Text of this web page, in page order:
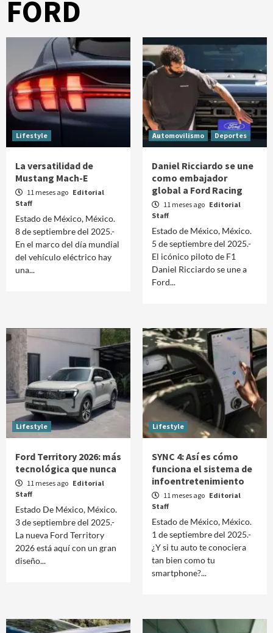
FORD
Lifestyle
La versatilidad de
Mustang Mach-E
11 meses ago Editorial
Staff
Estado de México, México.
8 de septiembre del 2025.-
En el marco del día mundial
del vehículo eléctrico hay
una...
Automovilismo Deportes
Daniel Ricciardo se une
como embajador
global a Ford Racing
11 meses ago Editorial
Staff
Estado de México, México.
5 de septiembre del 2025.-
El icónico piloto de F1
Daniel Ricciardo se une a
Ford...
Lifestyle
Ford Territory 2026: más
tecnológica que nunca
11 meses ago Editorial
Staff
Estado De México, México.
3 de septiembre del 2025.-
La nueva Ford Territory
2026 está aquí con un gran
diseño...
Lifestyle
SYNC 4: Así es cómo
funciona el sistema de
infoentretenimiento
11 meses ago Editorial
Staff
Estado de México, México.
1 de septiembre del 2025.-
¿Y si tu auto te conociera
tan bien como tu
smartphone?...